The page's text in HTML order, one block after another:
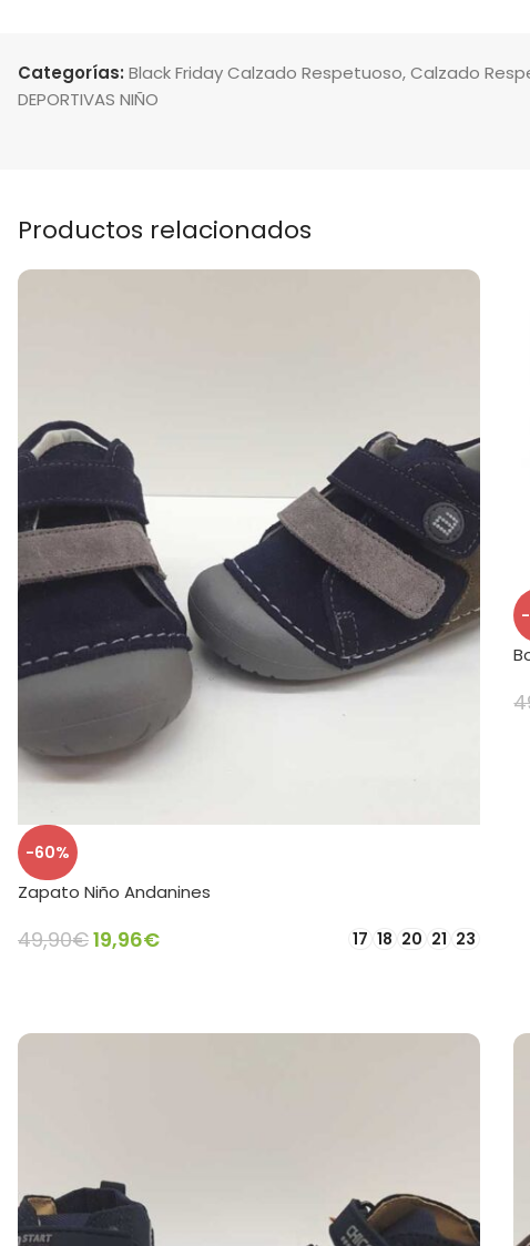
Categorías: Black Friday Calzado Respetuoso,Calzado
DEPORTIVAS NIÑO
Productos relacionados
-60%
Zapato Niño Andanines
49,90€19,96€ 17 18 20 21 23